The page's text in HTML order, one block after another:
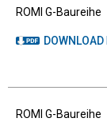
ROMI G-Baureihe
DOWNLOAD
ROMI G-Baureihe